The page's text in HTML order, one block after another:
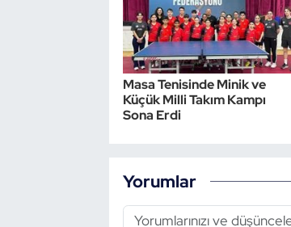
Masa Tenisinde Minik ve
Küçük Milli Takım Kampı
Sona Erdi
Yorumlar